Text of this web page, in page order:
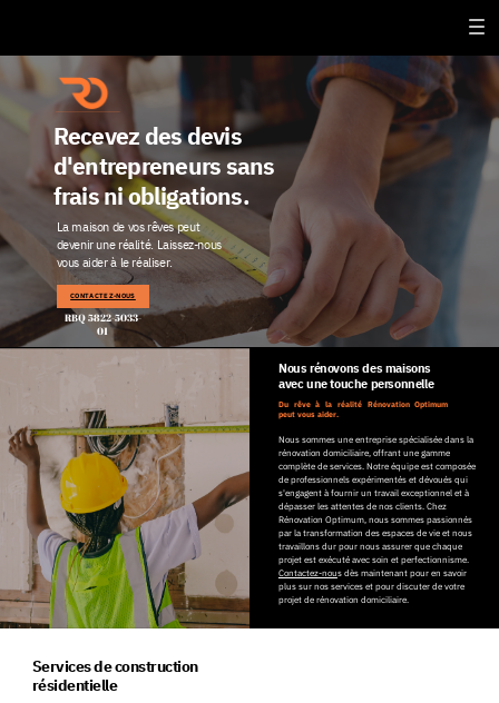
Recevez des devis
d'entrepreneurs sans
frais ni obligations.
La maison de vos rêves peut
devenir une réalité. Laissez-nous
vous aider à le réaliser.
CONTACTEZ-NOUS
RBQ 5822-5033-
01
Nous rénovons des maisons
avec une touche personnelle
Du rêve à la réalité Rénovation Optimum
peut vous aider.
Nous sommes une entreprise spécialisée dans la
rénovation domiciliaire, offrant une gamme
complète de services. Notre équipe est composée
de professionnels expérimentés et dévoués qui
s'engagent à fournir un travail exceptionnel et à
dépasser les attentes de nos clients. Chez
Rénovation Optimum, nous sommes passionnés
par la transformation des espaces de vie et nous
travaillons dur pour nous assurer que chaque
projet est exécuté avec soin et perfectionnisme.
Contactez-nous dès maintenant pour en savoir
plus sur nos services et pour discuter de votre
projet de rénovation domiciliaire.
Services de construction
résidentielle